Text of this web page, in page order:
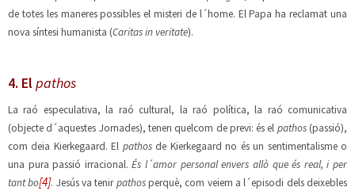
de totes les maneres possibles el misteri de l´home. El Papa ha reclamat una
nova síntesi humanista (Caritas in veritate).
4. El pathos
La raó especulativa, la raó cultural, la raó política, la raó comunicativa
(objecte d´aquestes Jornades), tenen quelcom de previ: és el pathos(passió),
com deia Kierkegaard. El pathosde Kierkegaard no és un sentimentalisme o
una pura passió irracional.És l´amor personal envers allò que és real, i per
tant bo[4]. Jesús va tenirpathosperquè, com veiem a l´episodi dels deixebles